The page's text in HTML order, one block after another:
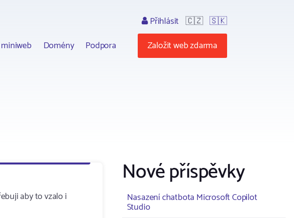
Domény Podpora
Přihlásit 🇨🇿 🇸🇰
Založit web zdarma
aby to vzalo i
Nové příspěvky
Nasazení chatbota Microsoft Copilot
Studio